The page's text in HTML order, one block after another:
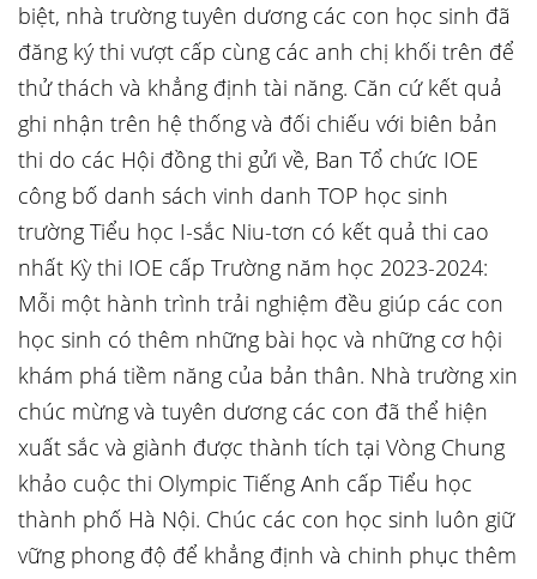
biệt, nhà trường tuyên dương các con học sinh đã
đăng ký thi vượt cấp cùng các anh chị khối trên để
thử thách và khẳng định tài năng. Căn cứ kết quả
ghi nhận trên hệ thống và đối chiếu với biên bản
thi do các Hội đồng thi gửi về, Ban Tổ chức IOE
công bố danh sách vinh danh TOP học sinh
trường Tiểu học I-sắc Niu-tơn có kết quả thi cao
nhất Kỳ thi IOE cấp Trường năm học 2023-2024:
Mỗi một hành trình trải nghiệm đều giúp các con
học sinh có thêm những bài học và những cơ hội
khám phá tiềm năng của bản thân. Nhà trường xin
chúc mừng và tuyên dương các con đã thể hiện
xuất sắc và giành được thành tích tại Vòng Chung
khảo cuộc thi Olympic Tiếng Anh cấp Tiểu học
thành phố Hà Nội. Chúc các con học sinh luôn giữ
vững phong độ để khẳng định và chinh phục thêm